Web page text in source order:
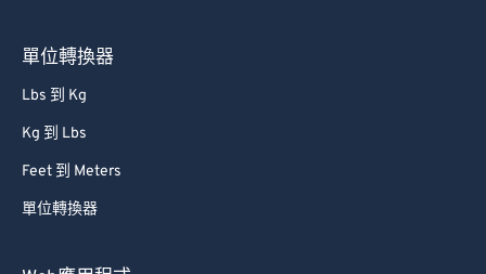
單位轉換器
Lbs 到 Kg
Kg 到 Lbs
Feet 到 Meters
單位轉換器